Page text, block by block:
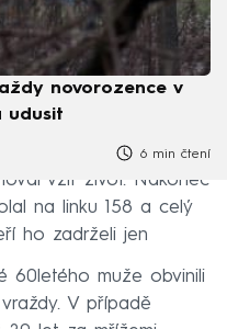
novorozence v
udusit
6 min čtení
vzít život. Nakonec
na linku 158 a celý
ho zadrželi jen
60letého muže obvinili
V případě